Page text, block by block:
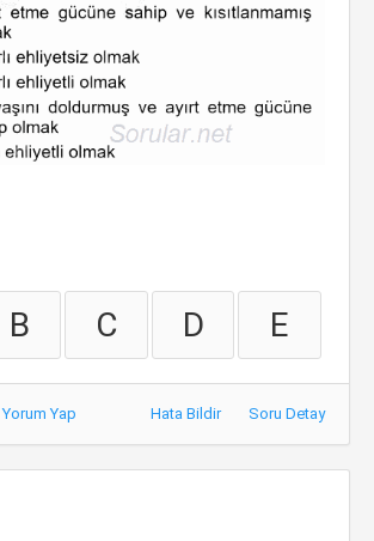
B C D E
Yorum Yap Hata Bildir Soru Detay